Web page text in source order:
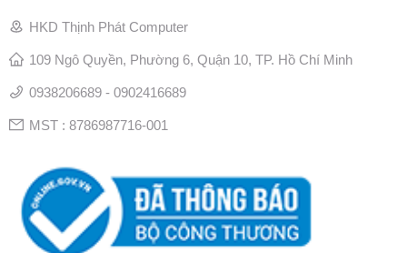
HKD Thịnh Phát Computer
109 Ngô Quyền, Phường 6, Quận 10, TP. Hồ Chí Minh
0938206689 - 0902416689
MST : 8786987716-001